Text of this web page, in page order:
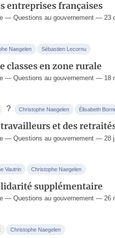
entreprises françaises
— Questions au gouvernement — 23
Naegelen Sébastien Lecornu
classes en zone rurale
— Questions au gouvernement — 18
? Christophe Naegelen Élisabeth
et des
— Questions au gouvernement — 28
Vautrin Christophe Naegelen
supplémentaire
— Questions au gouvernement — 26
Christophe Naegelen